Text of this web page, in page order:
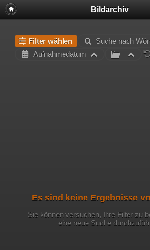
Bildarchiv
Filter wählen
Suche nach
Aufnahmedatum
Es sind keine Ergebnisse
Sie können versuchen, Ihre Filter zu
eine neue Suche